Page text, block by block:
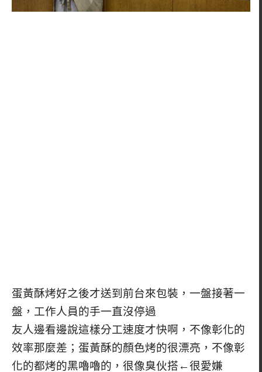
蛋黃酥烤好之後才送到前台來包裝，一盤接著一
盤，工作人員的手一直沒停過
友人邊看邊說這樣分工速度才快啊，不像彰化的
效率那麼差；蛋黃酥的顏色烤的很漂亮，不像彰
化的都烤的黑嚕嚕的，很像臭伙搭←很愛嫌